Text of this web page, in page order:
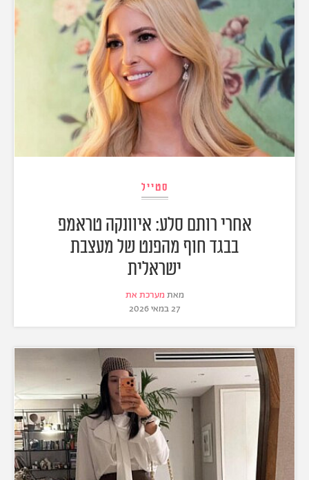
סטייל
אחרי רותם סלע: איוונקה טראמפ
בבגד חוף מהפנט של מעצבת
ישראלית
מאת מערכת את
27 במאי 2026